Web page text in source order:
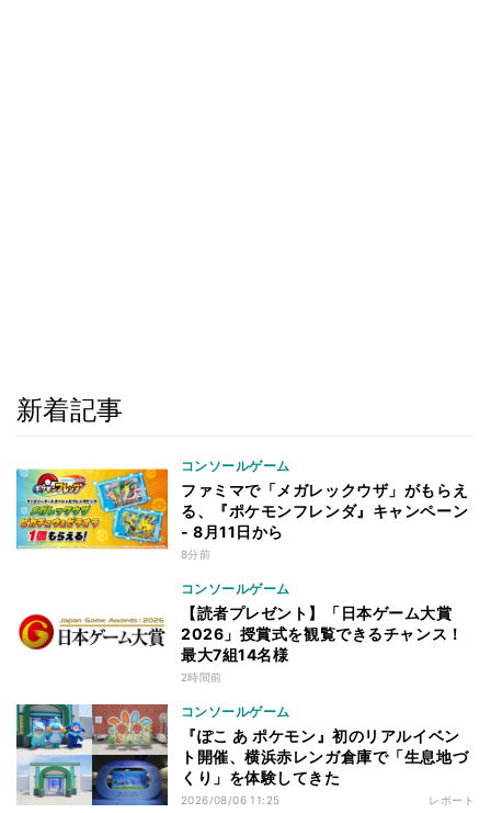
新着記事
コンソールゲーム
ファミマで「メガレックウザ」がもらえ
る、『ポケモンフレンダ』キャンペーン
- 8月11日から
8分前
コンソールゲーム
【読者プレゼント】「日本ゲーム大賞
2026」授賞式を観覧できるチャンス！
最大7組14名様
2時間前
コンソールゲーム
『ぽこ あ ポケモン』初のリアルイベン
ト開催、横浜赤レンガ倉庫で「生息地づ
くり」を体験してきた
2026/08/06 11:25 レポート